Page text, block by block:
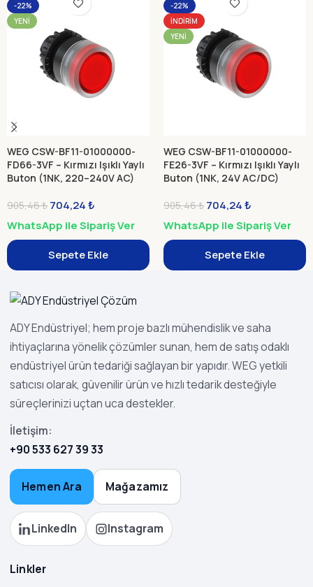
-22%
YENI
WEG CSW-BF11-01000000-
FD66-3VF – Kırmızı Işıklı Yaylı
Buton (1NK, 220–240V AC)
905,46₺ 704,24₺
WhatsApp ile Sipariş Ver
Sepete Ekle
-22%
İNDIRIM
YENI
WEG CSW-BF11-01000000-
FE26-3VF – Kırmızı Işıklı Yaylı
Buton (1NK, 24V AC/DC)
905,46₺ 704,24₺
WhatsApp ile Sipariş Ver
Sepete Ekle
ADY Endüstriyel; hem proje bazlı mühendislik ve saha
ihtiyaçlarına yönelik çözümler sunan, hem de satış odaklı
endüstriyel ürün tedariği sağlayan bir yapıdır. WEG yetkili
satıcısı olarak, güvenilir ürün ve hızlı tedarik desteğiyle
süreçlerinizi uçtan uca destekler.
İletişim:
+90 533 627 39 33
Hemen Ara Mağazamız
LinkedIn Instagram
Linkler